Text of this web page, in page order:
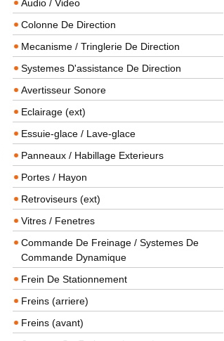
Audio / Video
Colonne De Direction
Mecanisme / Tringlerie De Direction
Systemes D'assistance De Direction
Avertisseur Sonore
Eclairage (ext)
Essuie-glace / Lave-glace
Panneaux / Habillage Exterieurs
Portes / Hayon
Retroviseurs (ext)
Vitres / Fenetres
Commande De Freinage / Systemes De
Commande Dynamique
Frein De Stationnement
Freins (arriere)
Freins (avant)